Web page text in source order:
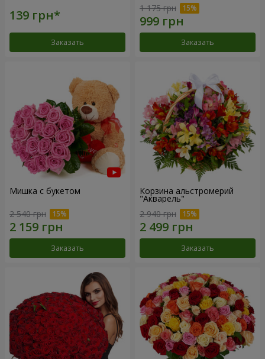
Заказать
1 175 грн
Заказать
Мишка с букетом
2 540 грн
Заказать
Корзина альстромерий
"Акварель"
2 940 грн
Заказать